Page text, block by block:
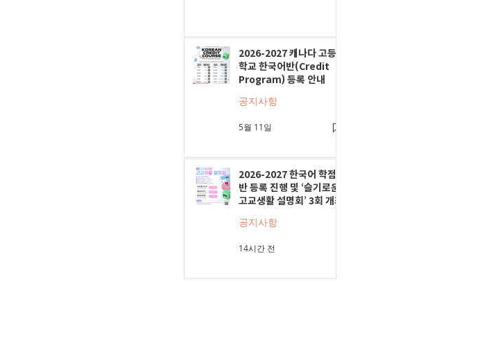
2026-2027 캐나다 고등
학교 한국어반(Credit
Program) 등록 안내
공지사항
5월 11일
2026-2027 한국어 학점
반 등록 진행 및 ‘슬기로운
고교생활 설명회’ 3회 개최
공지사항
14시간 전